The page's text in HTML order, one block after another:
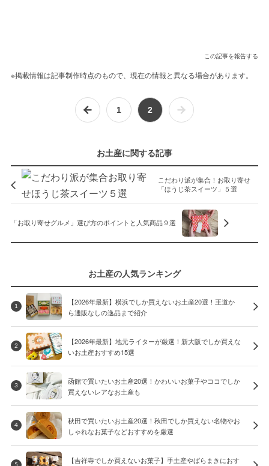
この記事を報告する
※掲載情報は記事制作時点のもので、現在の情報と異なる場合があります。
1 2
お土産に関する記事
こだわり派が集合！お取り寄せ
「ほうじ茶スイーツ」５選
「お取り寄せグルメ」選び方のポイントと人気商品９選
お土産の人気ランキング
1
【2026年最新】横浜でしか買えないお土産20選！王道か
ら通販なしの逸品まで紹介
2
【2026年最新】地元ライターが厳選！新大阪でしか買えな
いお土産おすすめ15選
3
函館で買いたいお土産20選！かわいいお菓子やココでしか
買えないレアなお土産も
4
秋田で買いたいお土産20選！秋田でしか買えない名物やお
しゃれなお菓子などおすすめを厳選
5
【吉祥寺でしか買えないお菓子】手土産やばらまきにおす